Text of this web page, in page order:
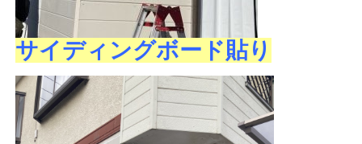
サイディングボード貼り